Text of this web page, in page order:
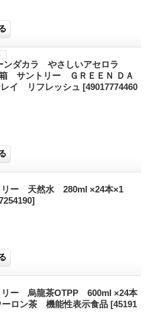
ンダカラ やさしいアセロラ
サントリー ＧＲＥＥＮ ＤＡ
イ リフレッシュ [49017774460
リー 天然水 280ml ×24本×1
リー 烏龍茶OTPP 600ml ×24本
ロン茶 機能性表示食品 [45191